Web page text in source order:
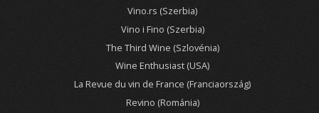
Vino.rs (Szerbia)
Vino i Fino (Szerbia)
The Third Wine (Szlovénia)
Wine Enthusiast (USA)
La Revue du vin de France (Franciaország)
Revino (Románia)